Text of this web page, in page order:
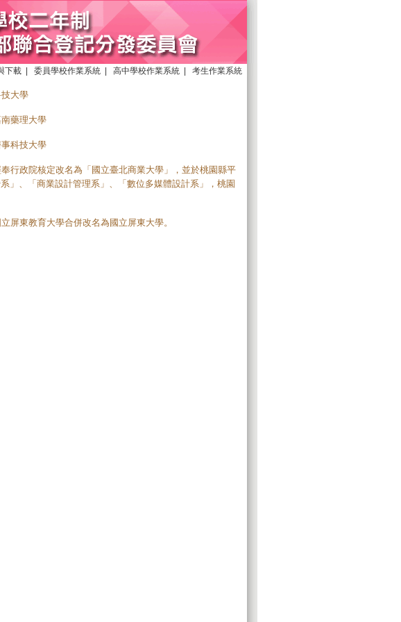
下載 委員學校作業系統 高中學校作業系統 考生作業系統
大學
藥理大學
科技大學
行政院核定改名為「國立臺北商業大學」，並於桃園縣平
」、「商業設計管理系」、「數位多媒體設計系」，桃園
屏東教育大學合併改名為國立屏東大學。